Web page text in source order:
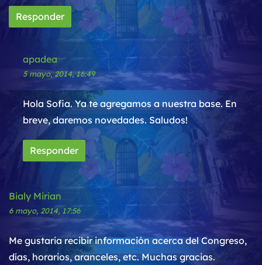
Responder
apadea
5 mayo, 2014, 16:49
Hola Sofia. Ya te agregamos a nuestra base. En
breve, daremos novedades. Saludos!
Responder
Bialy Mirian
6 mayo, 2014, 17:56
Me gustaria recibir información acerca del Congreso,
días, horarios, aranceles, etc. Muchas gracias.